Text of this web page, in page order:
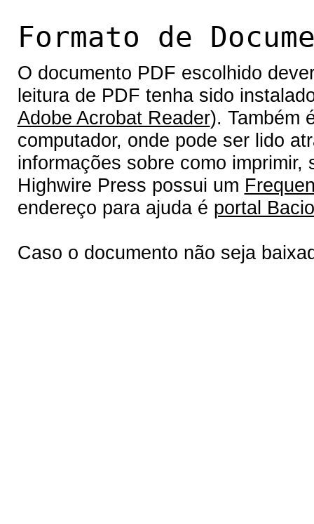
Formato de
O documento PDF escolhido
leitura de PDF tenha sido
Adobe Acrobat Reader). Também
computador, onde pode ser lido
informações sobre como
Highwire Press possui um
endereço para ajuda é portal
Caso o documento não seja